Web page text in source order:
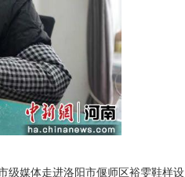
媒体走进洛阳市偃师区裕雯鞋样设